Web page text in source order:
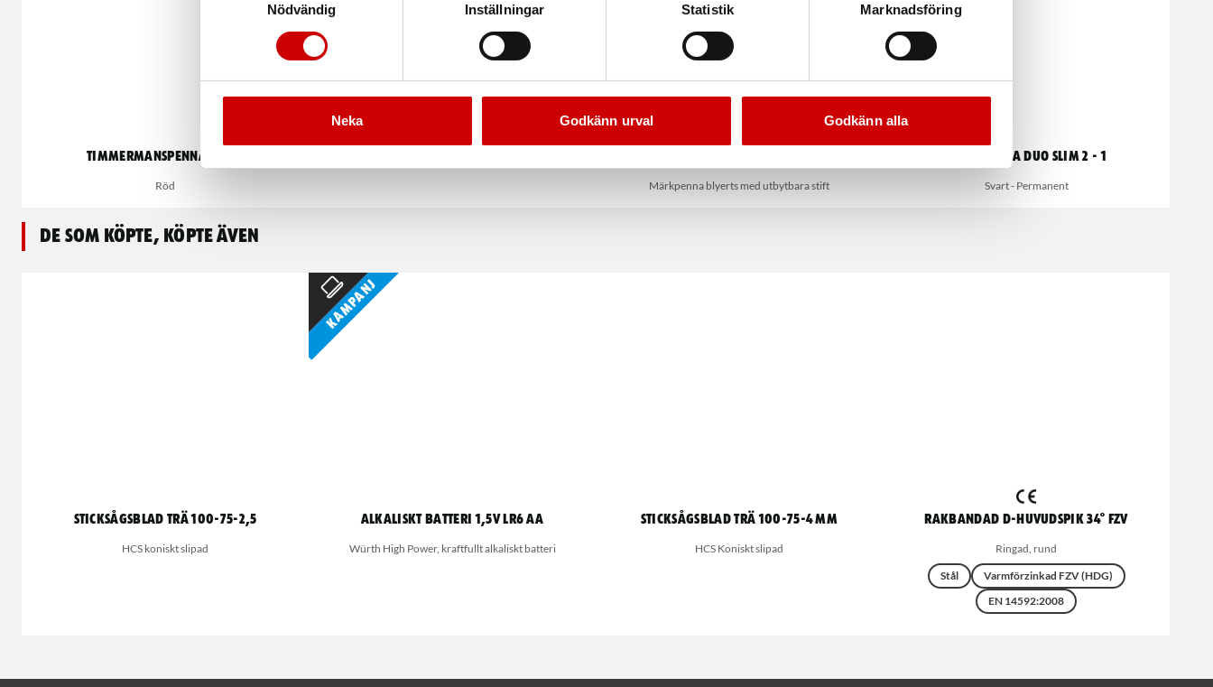
Nödvändig
Inställningar Statistik Marknadsföring
Neka Godkänn urval Godkänn alla
Timmermanspenna 25 cm
Röd Märkpenna blyerts med utbytbara stift
Märkpenna duo slim 2 - 1
Svart - Permanent
De som köpte, köpte även
Sticksågsblad Trä 100-75-2,5
HCS koniskt slipad
Kampanj
Alkaliskt batteri 1,5V LR6 AA
Würth High Power, kraftfullt alkaliskt batteri
Sticksågsblad Trä 100-75-4 mm
HCS Koniskt slipad
Rakbandad D-huvudspik 34° FZV
Ringad, rund
Stål
Varmförzinkad FZV (HDG)
EN 14592:2008